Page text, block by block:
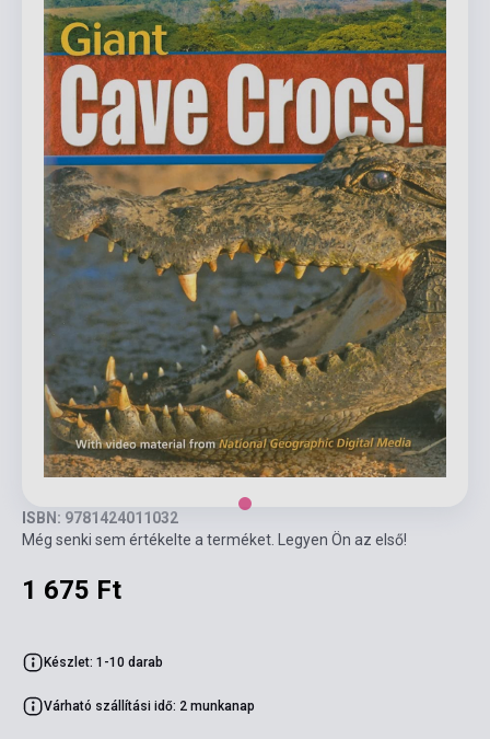
ISBN: 9781424011032
Még senki sem értékelte a terméket. Legyen Ön az első!
1 675 Ft
Készlet: 1-10 darab
Várható szállítási idő: 2 munkanap